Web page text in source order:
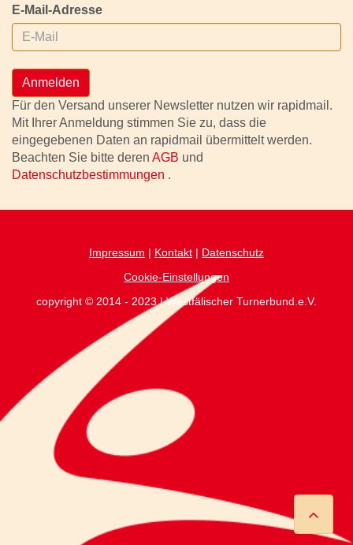
E-Mail-Adresse
Anmelden
Für den Versand unserer Newsletter nutzen wir rapidmail.
Mit Ihrer Anmeldung stimmen Sie zu, dass die
eingegebenen Daten an rapidmail übermittelt werden.
Beachten Sie bitte deren AGB und
Datenschutzbestimmungen .
Impressum | Kontakt | Datenschutz
Cookie-Einstellungen
copyright © 2014 - 2023 | Westfälischer Turnerbund.e.V.